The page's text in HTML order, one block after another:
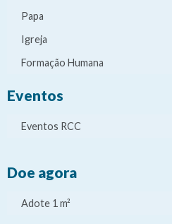
Papa
Igreja
Formação Humana
Eventos
Eventos RCC
Doe agora
Adote 1 m²